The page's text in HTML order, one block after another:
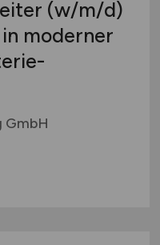
(w/m/d)
moderner
GmbH